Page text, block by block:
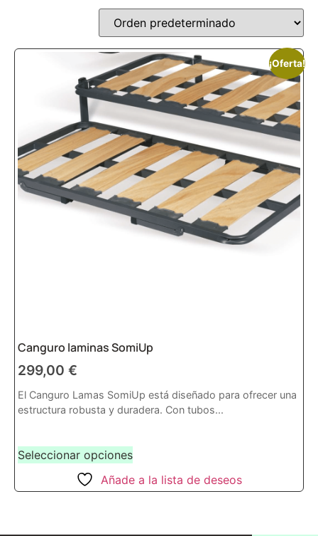
¡Oferta!
Canguro laminas SomiUp
299,00 €
El Canguro Lamas SomiUp está diseñado para ofrecer una
estructura robusta y duradera. Con tubos...
Seleccionar opciones
Añade a la lista de deseos